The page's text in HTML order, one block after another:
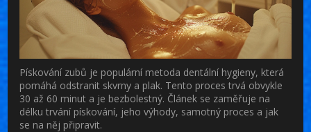
Pískování zubů je populární metoda dentální hygieny, která
pomáhá odstranit skvrny a plak. Tento proces trvá obvykle
30 až 60 minut a je bezbolestný. Článek se zaměřuje na
délku trvání pískování, jeho výhody, samotný proces a jak
se na něj připravit.